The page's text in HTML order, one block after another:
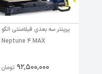
Neptune 4 MAX
۹۲,۵۰۰,۰۰۰ تومان